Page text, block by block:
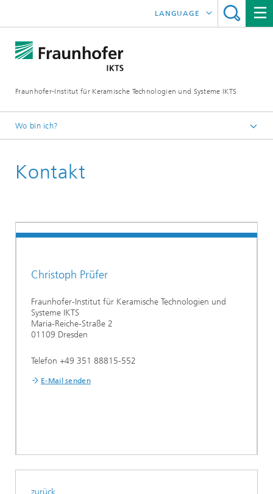
Fraunhofer-Institut für Keramische Technologien und Systeme IKTS
LANGUAGE
ČESKÝ
Wo bin ich?
Kontakt
Kontakt
Christoph Prüfer
Fraunhofer-Institut für Keramische Technologien und
Systeme IKTS
Maria-Reiche-Straße 2
01109 Dresden
Telefon +49 351 88815-552
E-Mail senden
zurück